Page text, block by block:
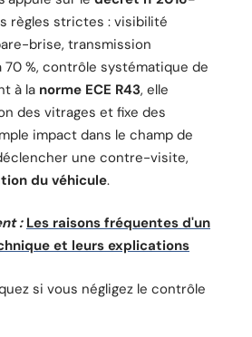
règles strictes : visibilité
brise, transmission
70 %, contrôle systématique de
à la norme ECE R43, elle
des vitrages et fixe des
impact dans le champ de
une contre-visite,
du véhicule.
: Les raisons fréquentes d'un
et leurs explications
si vous négligez le contrôle